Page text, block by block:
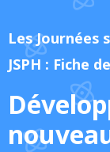
Les Journées
JSPH : Fiche